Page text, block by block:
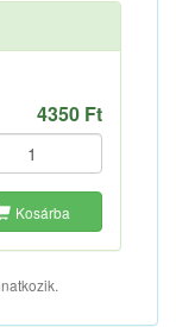
4350 Ft
Kosárba